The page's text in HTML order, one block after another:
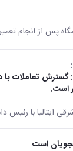
و بازسازی از
گسترش تعاملات
است.
است